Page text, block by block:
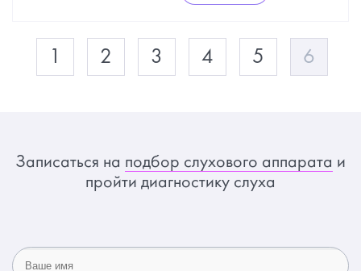
2 3 4 5 6
Записаться на подбор слухового аппарата и
пройти диагностику слуха